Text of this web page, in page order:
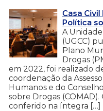
Casa
Política
A Unidade
(UGCC)
Plano
Drogas
em 2022, foi realizado
coordenação da
Humanos e do
sobre Drogas
conferido na íntegra […]